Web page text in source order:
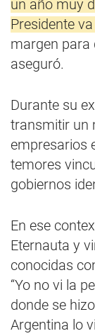
un año muy
Presidente
margen para
aseguró.
Durante su
transmitir un
empresarios
temores
gobiernos
En ese
Eternauta y
conocidas
“Yo no vi la
donde se
Argentina lo